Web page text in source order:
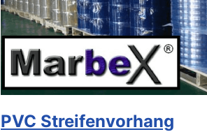
PVC Streifenvorhang